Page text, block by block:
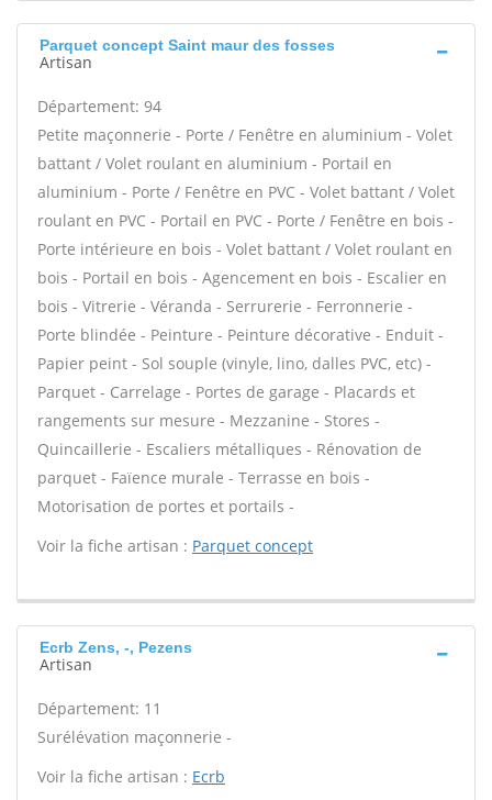
Parquet concept Saint maur des fosses
Artisan
Département: 94
Petite maçonnerie - Porte / Fenêtre en aluminium - Volet
battant / Volet roulant en aluminium - Portail en
aluminium - Porte / Fenêtre en PVC - Volet battant / Volet
roulant en PVC - Portail en PVC - Porte / Fenêtre en bois -
Porte intérieure en bois - Volet battant / Volet roulant en
bois - Portail en bois - Agencement en bois - Escalier en
bois - Vitrerie - Véranda - Serrurerie - Ferronnerie -
Porte blindée - Peinture - Peinture décorative - Enduit -
Papier peint - Sol souple (vinyle, lino, dalles PVC, etc) -
Parquet - Carrelage - Portes de garage - Placards et
rangements sur mesure - Mezzanine - Stores -
Quincaillerie - Escaliers métalliques - Rénovation de
parquet - Faïence murale - Terrasse en bois -
Motorisation de portes et portails -
Voir la fiche artisan : Parquet concept
Ecrb Zens, -, Pezens
Artisan
Département: 11
Surélévation maçonnerie -
Voir la fiche artisan : Ecrb